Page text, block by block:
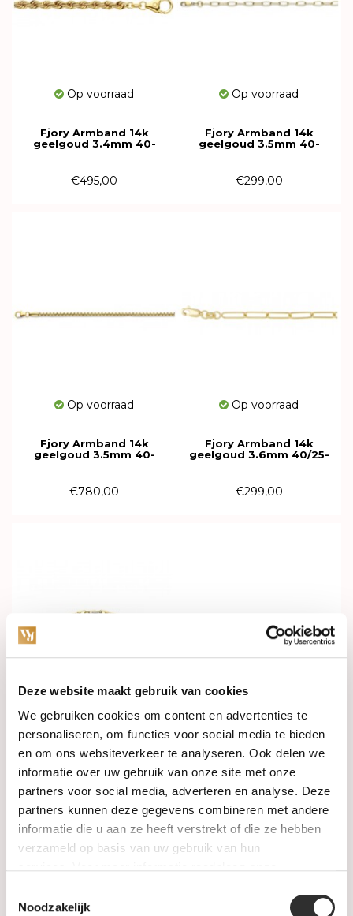
Deze website maakt gebruik van cookies
We gebruiken cookies om content en advertenties te
personaliseren, om functies voor social media te bieden
en om ons websiteverkeer te analyseren. Ook delen we
informatie over uw gebruik van onze site met onze
partners voor social media, adverteren en analyse. Deze
partners kunnen deze gegevens combineren met andere
informatie die u aan ze heeft verstrekt of die ze hebben
verzameld op basis van uw gebruik van hun
Noodzakelijk
Op voorraad
Fjory Armband 14k
geelgoud 3.4mm 40-
€495,00
Op voorraad
Fjory Armband 14k
geelgoud 3.5mm 40-
€299,00
Op voorraad
Fjory Armband 14k
geelgoud 3.5mm 40-
€780,00
Op voorraad
Fjory Armband 14k
geelgoud 3.6mm 40/25-
€299,00
Op voorraad
Fjory Armband 14k
geelgoud 3.7mm 40-
GP03,719
Op voorraad
FJORY Armband 14k
Geelgoud 3.8mm 40-
EBG03,819
€595,00